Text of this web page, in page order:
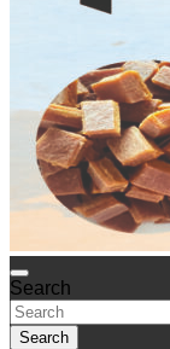
Search
Search